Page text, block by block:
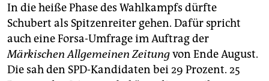
In die heiße Phase des Wahlkampfs dürfte
Schubert als Spitzenreiter gehen. Dafür spricht
auch eine Forsa-Umfrage im Auftrag der
Märkischen Allgemeinen Zeitungvon Ende August.
Die sah den SPD-Kandidaten bei 29 Prozent. 25